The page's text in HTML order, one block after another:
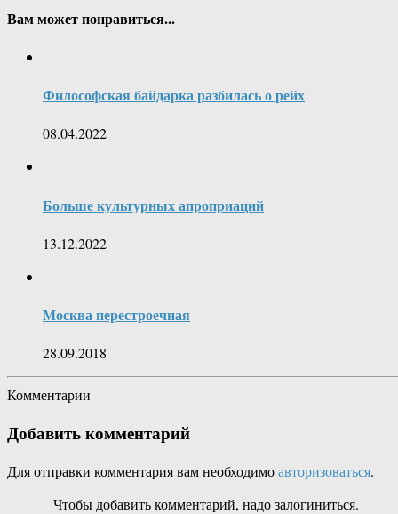
Вам может понравиться...
Философская байдарка разбилась о рейх
08.04.2022
Больше культурных апроприаций
13.12.2022
Москва перестроечная
28.09.2018
Комментарии
Добавить комментарий
Для отправки комментария вам необходимоавторизоваться.
Чтобы добавить комментарий, надо залогиниться.